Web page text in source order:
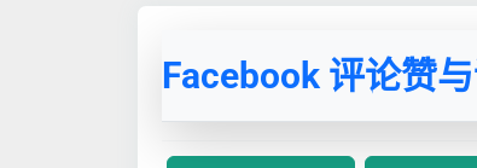
Facebook 评论赞